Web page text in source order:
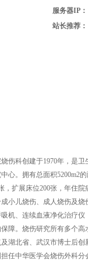
服务器IP：
站长推荐：
伤科创建于1970年，是
心。拥有总面积5200m2
扩展床位200张，年住
小儿烧伤、成人烧伤及
机、连续血液净化治疗
障。烧伤研究所有多个
湖北省、武汉市博士后
任中华医学会烧伤外科